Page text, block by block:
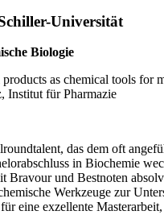
Universität
Biologie
as chemical tools for
Institut für Pharmazie
das dem oft
in Biochemie
Bravour und Bestnoten
Werkzeuge zur
eine exzellente